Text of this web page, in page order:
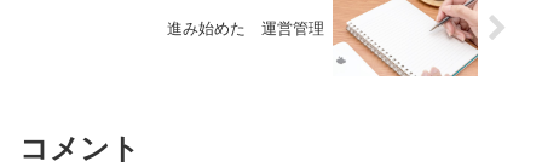
進み始めた 運営管理
コメント